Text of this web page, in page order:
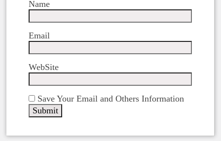
Name
Email
WebSite
Save Your Email and Others Information